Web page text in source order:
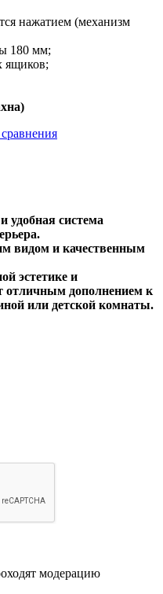
нажатием (механизм
180 мм;
ящиков;
удобная система
видом и качественным
эстетике и
отличным дополнением к
или детской комнаты.
модерацию